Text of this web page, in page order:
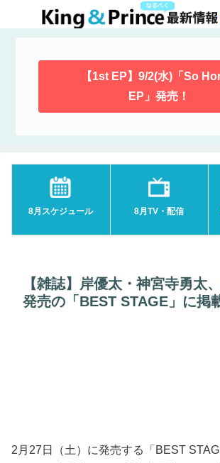
【1st EP】9/2(水)「So
EP」発売！
8月スケジュール 8月TV・配信
【雑誌】岸優太・神宮寺勇太
発売の「BEST STAGE」に掲
2月27日（土）に発売する「BEST